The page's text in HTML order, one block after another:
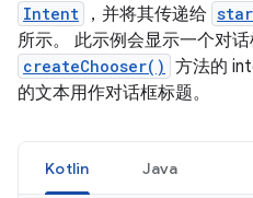
Intent ，并将其传递给
所示。 此示例会显示一个对
createChooser() 方法的
的文本用作对话框标题。
Kotlin Java